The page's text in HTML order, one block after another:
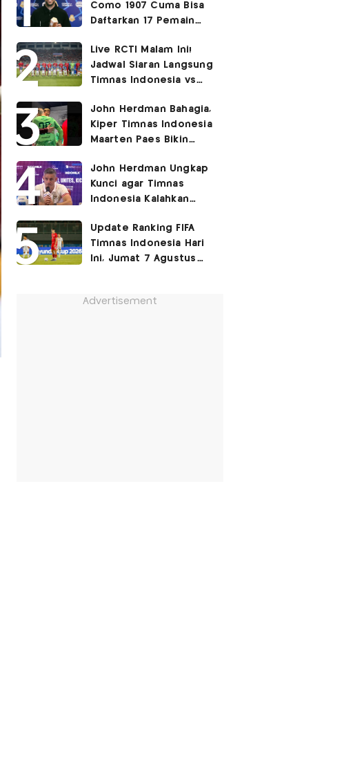
Como 1907 Cuma Bisa
Daftarkan 17 Pemain
2026-2027
Live RCTI Malam Ini!
Jadwal Siaran Langsung
Timnas Indonesia vs
2026: Laga Hidup Mati
John Herdman Bahagia,
Kiper Timnas Indonesia
Maarten Paes Bikin
Duduk di Bangku
Cadangan!
John Herdman Ungkap
Kunci agar Timnas
Indonesia Kalahkan
2026: Tenang tapi
Berapi-api
Update Ranking FIFA
Timnas Indonesia Hari
Ini, Jumat 7 Agustus
Advertisement